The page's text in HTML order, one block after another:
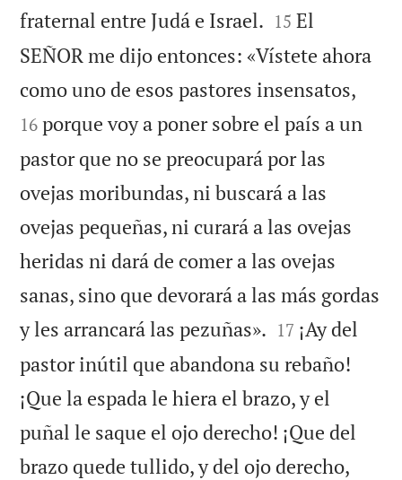
fraternal entre Judá e Israel. 

15 El
SEÑOR me dijo entonces: «Vístete ahora
como uno de esos pastores insensatos,
16 porque voy a poner sobre el país a un
pastor que no se preocupará por las
ovejas moribundas, ni buscará a las
ovejas pequeñas, ni curará a las ovejas
heridas ni dará de comer a las ovejas
sanas, sino que devorará a las más gordas
y les arrancará las pezuñas». 

17 ¡Ay del
pastor inútil que abandona su rebaño!
¡Que la espada le hiera el brazo, y el
puñal le saque el ojo derecho! ¡Que del
brazo quede tullido, y del ojo derecho,